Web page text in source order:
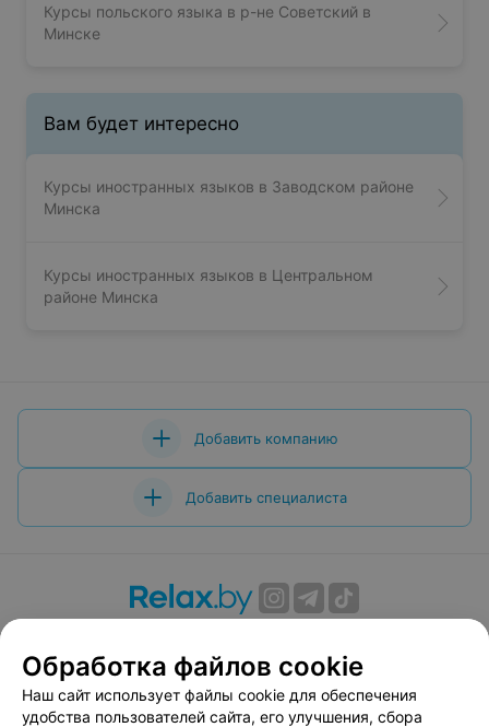
Курсы польского языка в р-не Советский в
Минске
Вам будет интересно
Курсы иностранных языков в Заводском районе
Минска
Курсы иностранных языков в Центральном
районе Минска
Добавить компанию
Добавить специалиста
Вакансии
Публичный договор
Способы оплаты
Публичный договор по использованию сервиса
«Афиша»
Обработка файлов cookie
Наш сайт использует файлы cookie для обеспечения
удобства пользователей сайта, его улучшения, сбора